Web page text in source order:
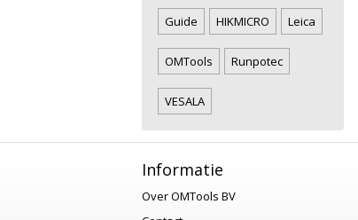
Guide HIKMICRO Leica
OMTools Runpotec
VESALA
Informatie
Over OMTools BV